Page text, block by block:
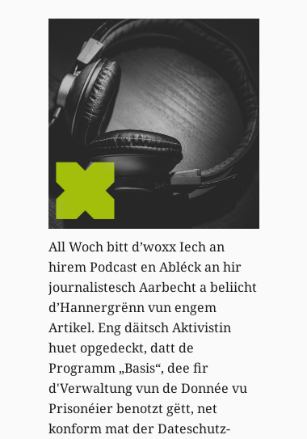
All Woch bitt d’woxx Iech an
hirem Podcast en Abléck an hir
journalistesch Aarbecht a beliicht
d’Hannergrënn vun engem
Artikel. Eng däitsch Aktivistin
huet opgedeckt, datt de
Programm „Basis“, dee fir
d'Verwaltung vun de Donnée vu
Prisonéier benotzt gëtt, net
konform mat der Dateschutz-